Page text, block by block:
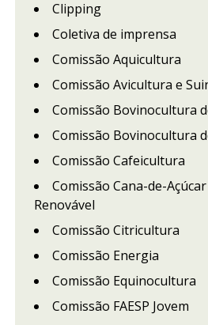
Clipping
Coletiva de imprensa
Comissão Aquicultura
Comissão Avicultura e
Comissão Bovinocultura
Comissão Bovinocultura
Comissão Cafeicultura
Comissão Cana-de-
Renovável
Comissão Citricultura
Comissão Energia
Comissão Equinocultura
Comissão FAESP Jovem